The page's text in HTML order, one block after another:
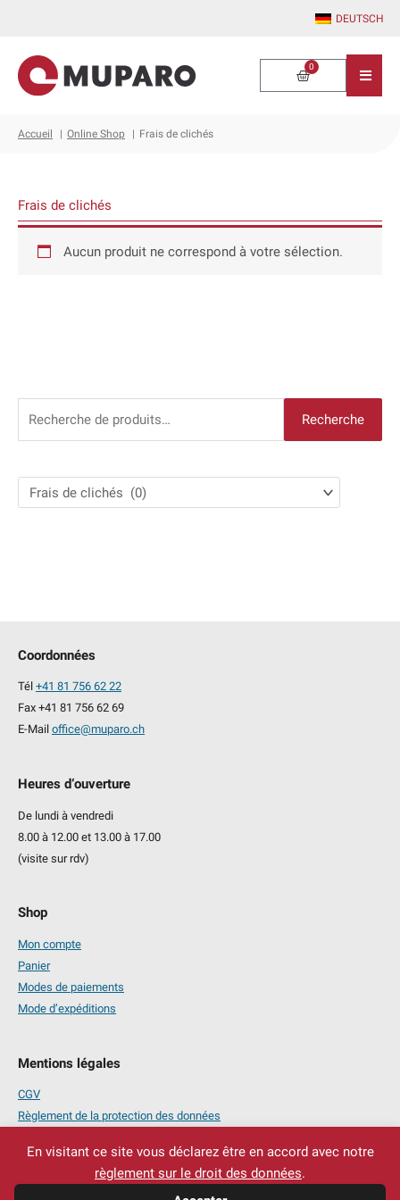
En visitant ce site vous déclarez être en accord avec notre
règlement sur le droit des données.
contenu
DEUTSCH
0
Warenkorb
Accueil Online Shop Frais de clichés
Frais de clichés
Aucun produit ne correspond à votre sélection.
e
u
r
Recherche
Coordonnées
Tél +41 81 756 62 22
Fax +41 81 756 62 69
E-Mail office@muparo.ch
Heures d‘ouverture
De lundi à vendredi
8.00 à 12.00 et 13.00 à 17.00
(visite sur rdv)
Shop
Mon compte
Panier
Modes de paiements
Mode d’expéditions
Mentions légales
CGV
Règlement de la protection des données